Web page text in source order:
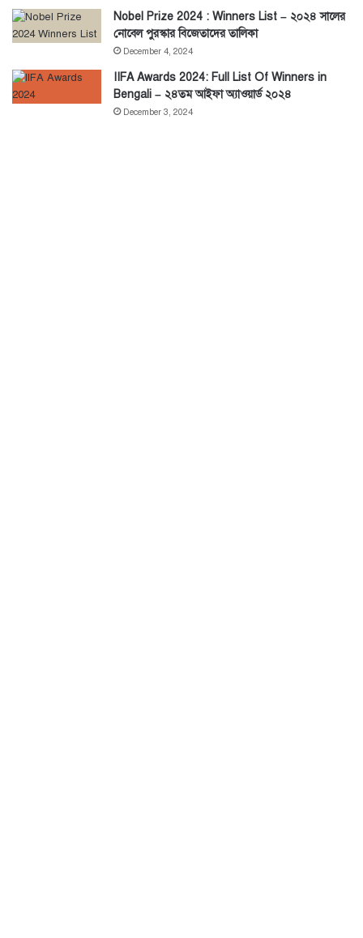
Nobel Prize 2024 : Winners List – ২০২৪ সালের
নোবেল পুরস্কার বিজেতাদের তালিকা
December 4, 2024
IIFA Awards 2024: Full List Of Winners in
Bengali – ২৪তম আইফা অ্যাওয়ার্ড ২০২৪
December 3, 2024